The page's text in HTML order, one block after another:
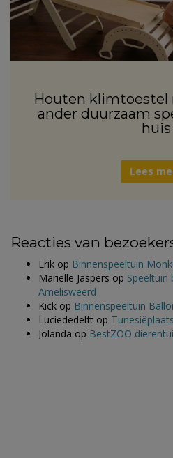
Houten klimtoestel
ander duurzaam
huis
Lees
Reacties van
Erik op Binnenspeeltuin
Marielle Jaspers op Speeltuin
Amelisweerd
Kick op Binnenspeeltuin
Luciededelft op Tunesiëplaats
Jolanda op BestZOO